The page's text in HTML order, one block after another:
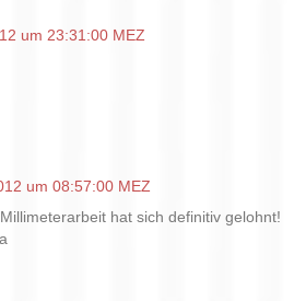
um 23:31:00 MEZ
um 08:57:00 MEZ
hat sich definitiv gelohnt!